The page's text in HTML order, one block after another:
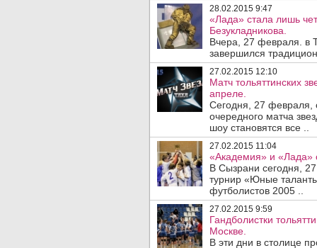
28.02.2015 9:47
«Лада» стала лишь
Безукладникова.
Вчера, 27 февраля. в
завершился
27.02.2015 12:10
Матч тольяттинских
апреле.
Сегодня, 27 февраля,
очередного матча
шоу становятся все ..
27.02.2015 11:04
«Академия» и «Лада»
В Сызрани сегодня,
турнир «Юные
футболистов 2005 ..
27.02.2015 9:59
Гандболистки
Москве.
В эти дни в столице